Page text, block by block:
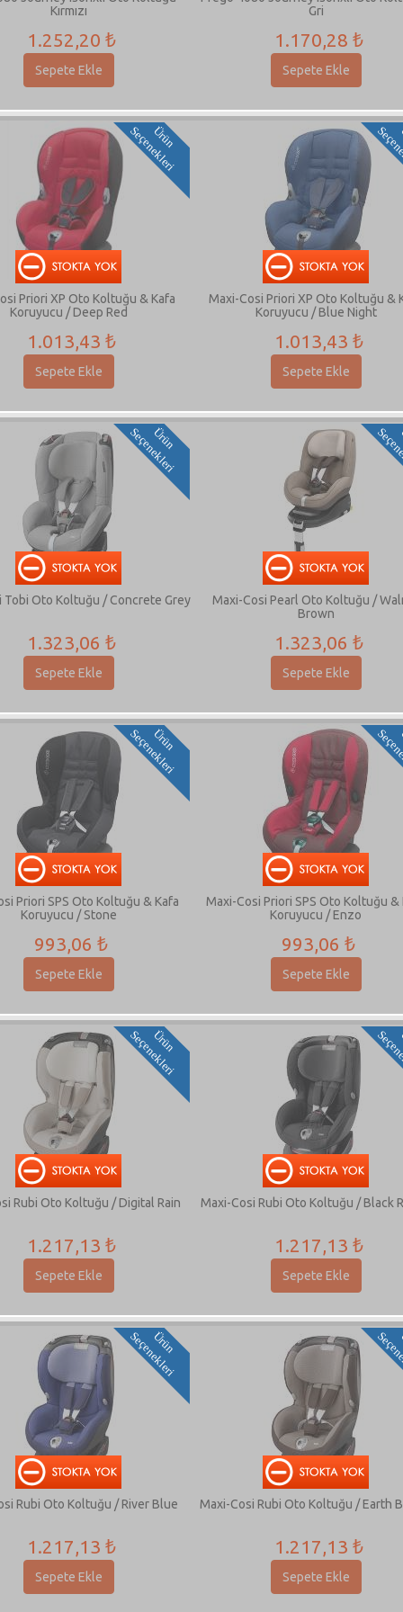
Kırmızı
1.252,20 ₺
Sepete Ekle
Gri
1.170,28 ₺
Sepete Ekle
Priori XP Oto Koltuğu & Kafa
Koruyucu / Deep Red
1.013,43 ₺
Sepete Ekle
Ü
r
ü
n
S
e
ç
e
n
e
k
l
e
r
i
Maxi-Cosi Priori XP Oto Koltuğu &
Koruyucu / Blue Night
1.013,43 ₺
Sepete Ekle
Tobi Oto Koltuğu / Concrete Grey
1.323,06 ₺
Sepete Ekle
Ü
r
ü
n
S
e
ç
e
n
e
k
l
e
r
i
Maxi-Cosi Pearl Oto Koltuğu /
Brown
1.323,06 ₺
Sepete Ekle
Priori SPS Oto Koltuğu & Kafa
Koruyucu / Stone
993,06 ₺
Sepete Ekle
Ü
r
ü
n
S
e
ç
e
n
e
k
l
e
r
i
Maxi-Cosi Priori SPS Oto Koltuğu &
Koruyucu / Enzo
993,06 ₺
Sepete Ekle
Rubi Oto Koltuğu / Digital Rain
1.217,13 ₺
Sepete Ekle
Ü
r
ü
n
S
e
ç
e
n
e
k
l
e
r
i
Maxi-Cosi Rubi Oto Koltuğu / Black
1.217,13 ₺
Sepete Ekle
Rubi Oto Koltuğu / River Blue
1.217,13 ₺
Sepete Ekle
Ü
r
ü
n
S
e
ç
e
n
e
k
l
e
r
i
Maxi-Cosi Rubi Oto Koltuğu / Earth
1.217,13 ₺
Sepete Ekle